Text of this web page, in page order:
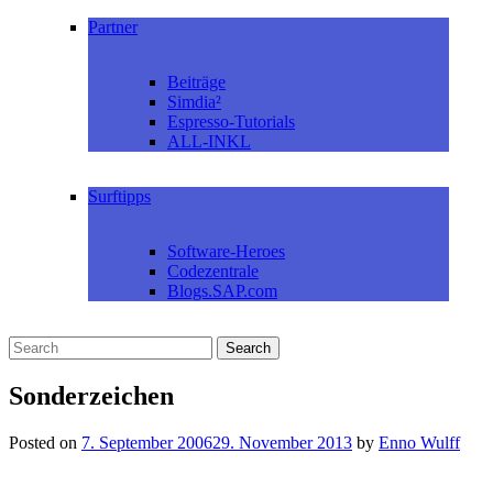
Partner
Beiträge
Simdia²
Espresso-Tutorials
ALL-INKL
Surftipps
Software-Heroes
Codezentrale
Blogs.SAP.com
Sonderzeichen
Posted on 7. September 200629. November 2013 by Enno Wulff